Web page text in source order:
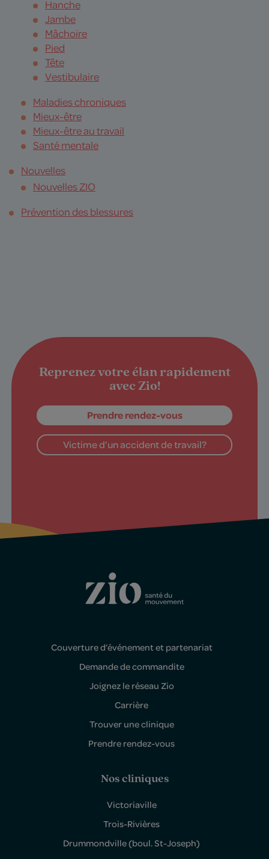
Hanche
Jambe
Mâchoire
Pied
Tête
Vestibulaire
Maladies chroniques
Mieux-être
Mieux-être au travail
Santé mentale
Nouvelles
Nouvelles ZIO
Prévention des blessures
Reprenez votre élan rapidement
avec Zio!
Prendre rendez-vous
Victime d’un accident de travail?
Couverture d’événement et partenariat
Demande de commandite
Joignez le réseau Zio
Carrière
Trouver une clinique
Prendre rendez-vous
Nos cliniques
Victoriaville
Trois-Rivières
Drummondville (boul. St-Joseph)